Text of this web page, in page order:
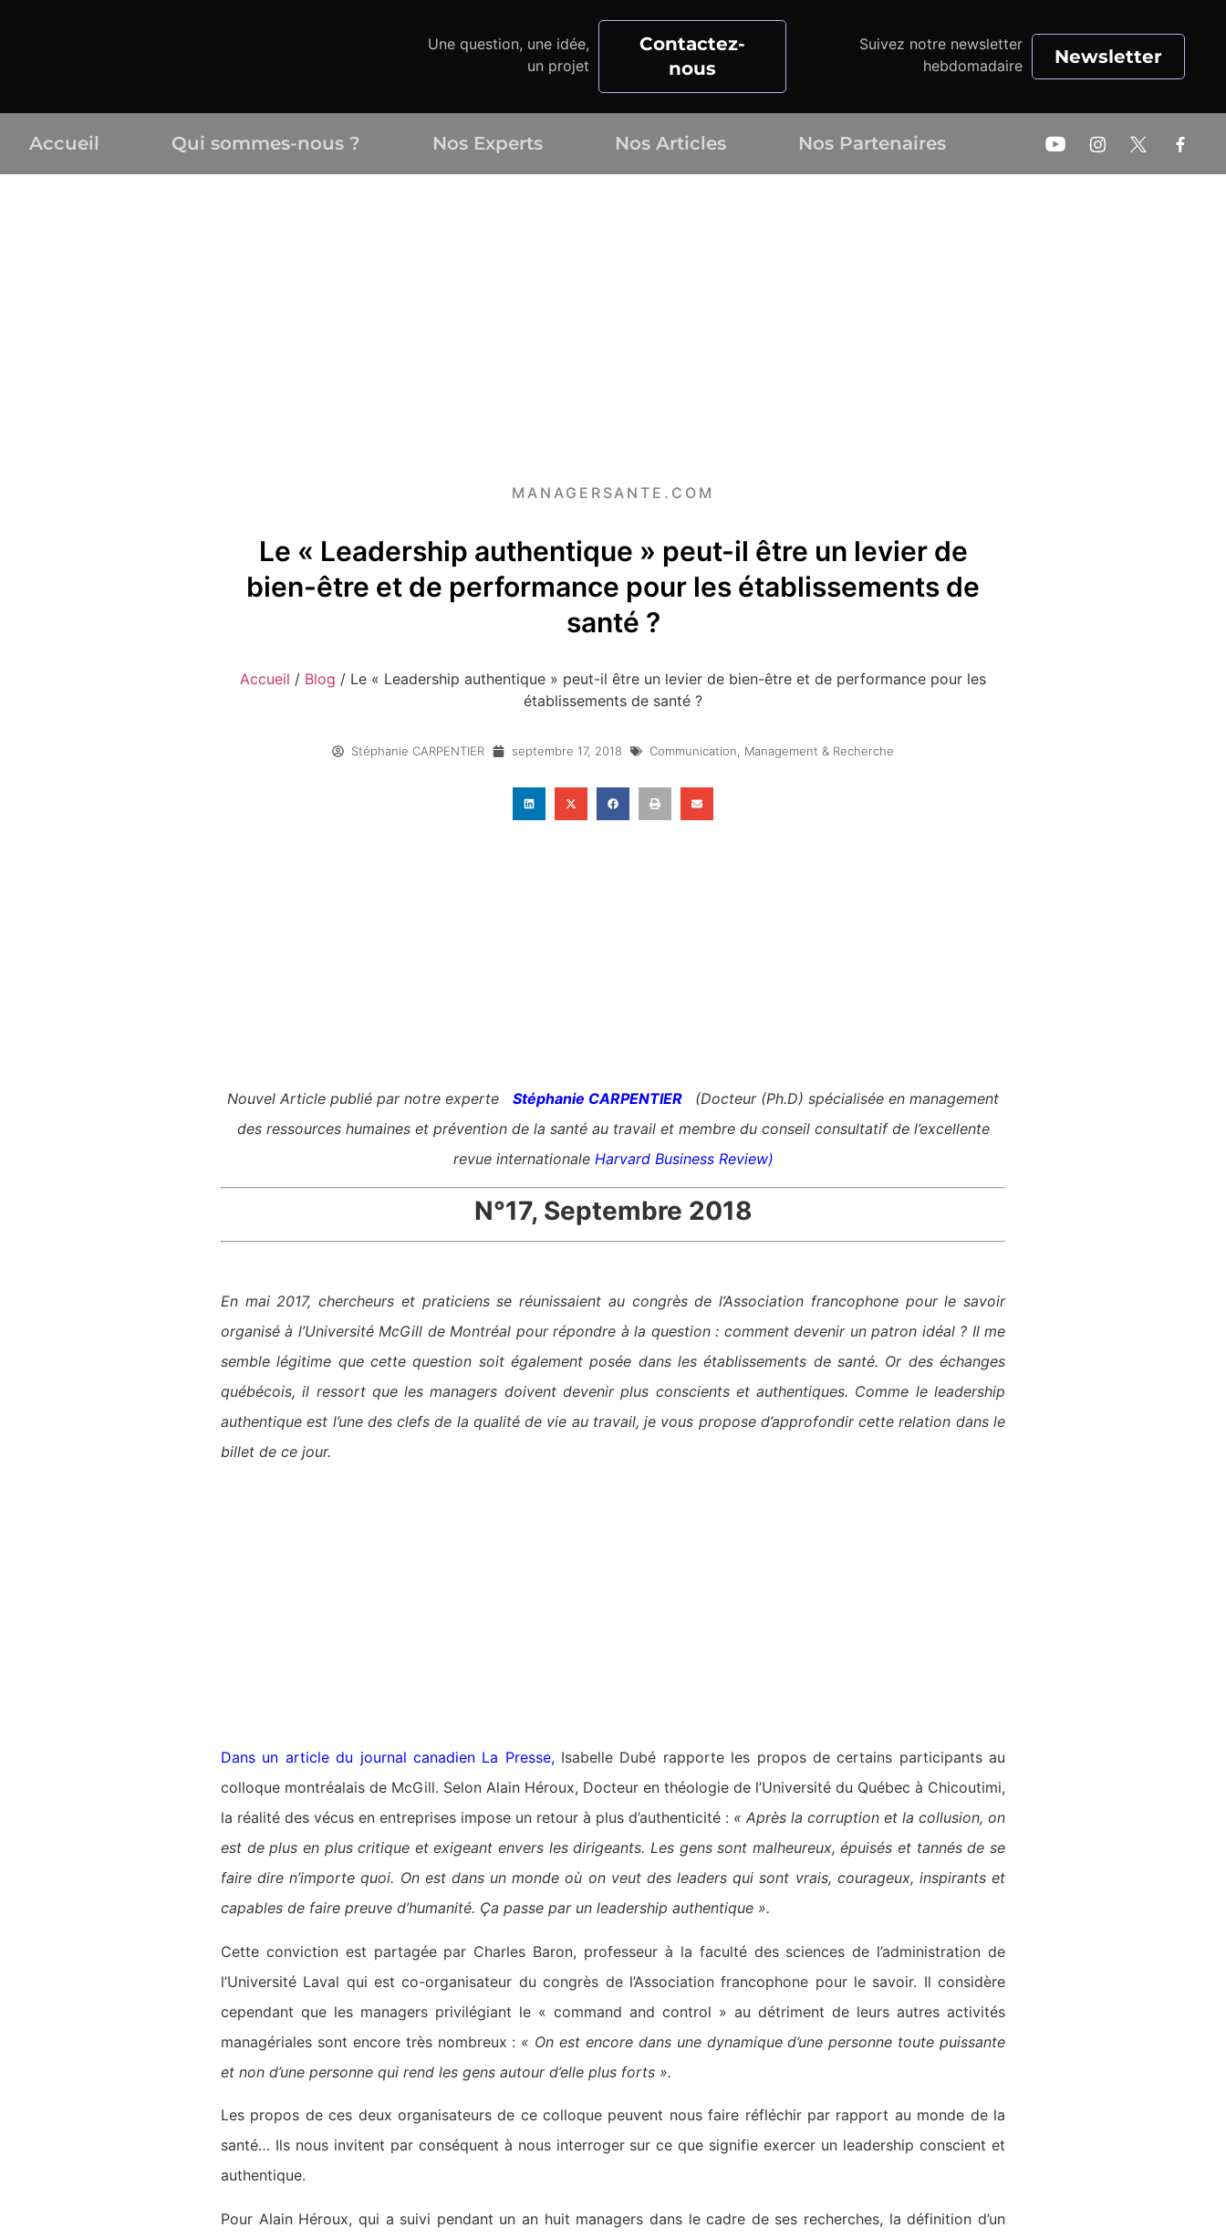
Une question, une idée,
un projet
Contactez-
nous
Suivez notre newsletter
hebdomadaire
Newsletter
Accueil Qui sommes-nous ? Nos Experts Nos Articles Nos Partenaires
MANAGERSANTE.COM
Le « Leadership authentique » peut-il être un levier de
bien-être et de performance pour les établissements de
santé ?
Accueil / Blog / Le « Leadership authentique » peut-il être un levier de bien-être et de performance pour les
établissements de santé ?
Stéphanie CARPENTIER septembre 17, 2018 Communication, Management & Recherche
Nouvel Article publié par notre experte Stéphanie CARPENTIER
(Docteur (Ph.D) spécialisée en management
des ressources humaines et prévention de la santé au travail et membre du conseil consultatif de l’excellente
revue internationale Harvard Business Review)
N°17, Septembre 2018
En mai 2017, chercheurs et praticiens se réunissaient au congrès de l’Association francophone pour le savoir
organisé à l’Université McGill de Montréal pour répondre à la question : comment devenir un patron idéal ? Il me
semble légitime que cette question soit également posée dans les établissements de santé. Or des échanges
québécois, il ressort que les managers doivent devenir plus conscients et authentiques. Comme le leadership
authentique est l’une des clefs de la qualité de vie au travail, je vous propose d’approfondir cette relation dans le
billet de ce jour.
Dans un article du journal canadien La Presse,Isabelle Dubé rapporte les propos de certains participants au
colloque montréalais de McGill. Selon Alain Héroux, Docteur en théologie de l’Université du Québec à Chicoutimi,
la réalité des vécus en entreprises impose un retour à plus d’authenticité : « Après la corruption et la collusion, on
est de plus en plus critique et exigeant envers les dirigeants. Les gens sont malheureux, épuisés et tannés de se
faire dire n’importe quoi. On est dans un monde où on veut des leaders qui sont vrais, courageux, inspirants et
capables de faire preuve d’humanité. Ça passe par un leadership authentique ».
Cette conviction est partagée par Charles Baron, professeur à la faculté des sciences de l’administration de
l’Université Laval qui est co-organisateur du congrès de l’Association francophone pour le savoir. Il considère
cependant que les managers privilégiant le « command and control » au détriment de leurs autres activités
managériales sont encore très nombreux : « On est encore dans une dynamique d’une personne toute puissante
et non d’une personne qui rend les gens autour d’elle plus forts ».
Les propos de ces deux organisateurs de ce colloque peuvent nous faire réfléchir par rapport au monde de la
santé… Ils nous invitent par conséquent à nous interroger sur ce que signifie exercer un leadership conscient et
authentique.
Pour Alain Héroux, qui a suivi pendant un an huit managers dans le cadre de ses recherches, la définition d’un